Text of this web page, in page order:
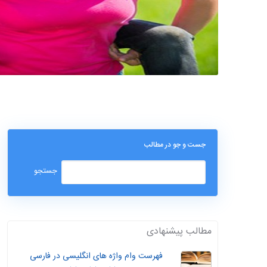
جست و جو در مطالب
مطالب پیشنهادی
فهرست وام واژه های انگلیسی در فارسی